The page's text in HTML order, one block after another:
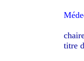
titre